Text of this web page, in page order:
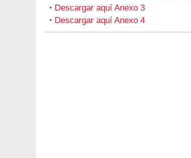
• Descargar aquí Anexo 3
• Descargar aquí Anexo 4